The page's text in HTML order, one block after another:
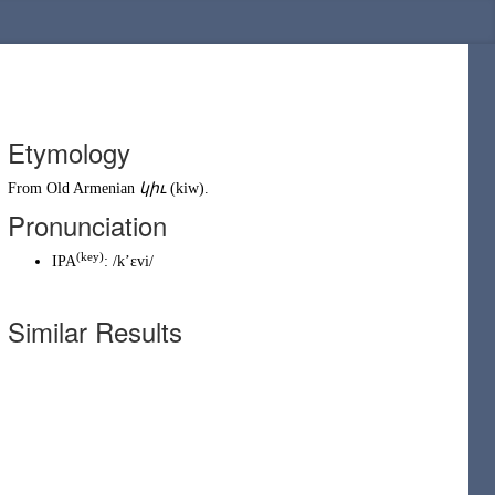
Etymology
From Old Armenian կիւ (kiw).
Pronunciation
IPA(key): /kʼɛvi/
Similar Results